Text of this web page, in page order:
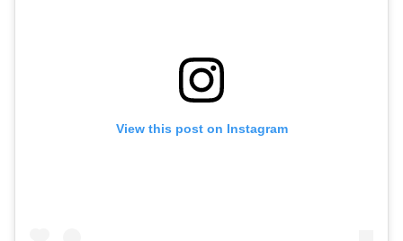
View this post on Instagram